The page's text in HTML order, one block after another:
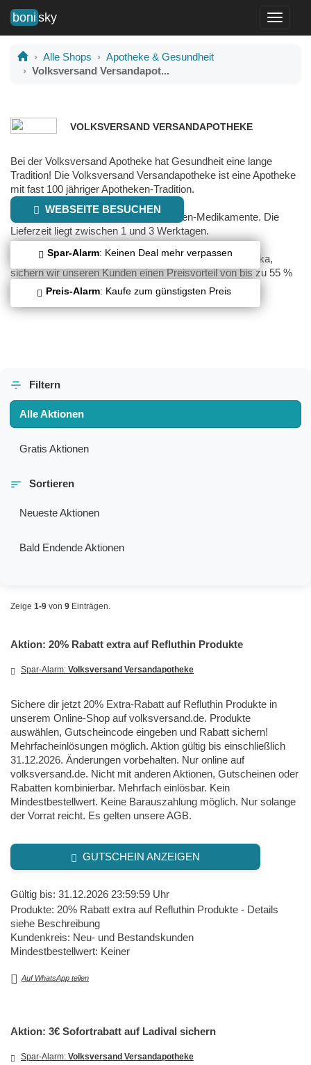
Toggle
boni sky
Alle Shops
Apotheke & Gesundheit
Volksversand Versandapot...
VOLKSVERSAND VERSANDAPOTHEKE
Bei der Volksversand Apotheke hat Gesundheit eine lange
Tradition! Die Volksversand Versandapotheke ist eine Apotheke
mit fast 100 jähriger Apotheken-Tradition.
Wir versenden original deutsche Marken-Medikamente. Die
Lieferzeit liegt zwischen 1 und 3 Werktagen.
Durch den Großeinkauf von Markenartikeln und Generika,
sichern wir unseren Kunden einen Preisvorteil von bis zu 55 %
WEBSEITE BESUCHEN
Spar-Alarm: Keinen Deal mehr verpassen
Preis-Alarm: Kaufe zum günstigsten Preis
Filtern
Alle Aktionen
Gratis Aktionen
Sortieren
Neueste Aktionen
Bald Endende Aktionen
Zeige 1-9 von 9 Einträgen.
Aktion: 20% Rabatt extra auf Refluthin Produkte
Spar-Alarm: Volksversand Versandapotheke
Sichere dir jetzt 20% Extra-Rabatt auf Refluthin Produkte in
unserem Online-Shop auf volksversand.de. Produkte
auswählen, Gutscheincode eingeben und Rabatt sichern!
Mehrfacheinlösungen möglich. Aktion gültig bis einschließlich
31.12.2026. Änderungen vorbehalten. Nur online auf
volksversand.de. Nicht mit anderen Aktionen, Gutscheinen oder
Rabatten kombinierbar. Mehrfach einlösbar. Kein
Mindestbestellwert. Keine Barauszahlung möglich. Nur solange
der Vorrat reicht. Es gelten unsere AGB.
GUTSCHEIN ANZEIGEN
Gültig bis: 31.12.2026 23:59:59 Uhr
Produkte: 20% Rabatt extra auf Refluthin Produkte - Details
siehe Beschreibung
Kundenkreis: Neu- und Bestandskunden
Mindestbestellwert: Keiner
Auf WhatsApp teilen
Aktion: 3€ Sofortrabatt auf Ladival sichern
Spar-Alarm: Volksversand Versandapotheke